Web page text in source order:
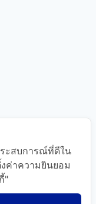
ะสบการณ์ที่ดีใน
ค่าความยินยอม
"